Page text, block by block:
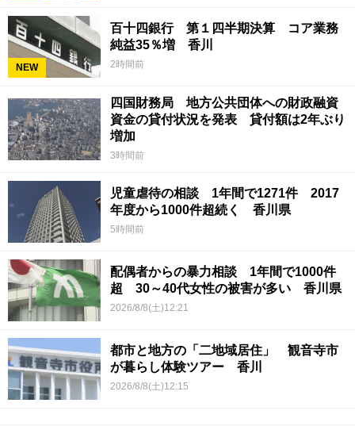
NEW
百十四銀行 第１四半期決算 コア業務
純益35％増 香川
2時間前
四国財務局 地方公共団体への財政融資
資金の貸付状況を発表 貸付額は2年ぶり
増加
3時間前
児童虐待の相談 1年間で1271件 2017
年度から1000件超続く 香川県
5時間前
配偶者からの暴力相談 1年間で1000件
超 30～40代女性の被害が多い 香川県
2026/8/8(土)12:21
都市と地方の「二地域居住」 観音寺市
が暮らし体験ツアー 香川
2026/8/8(土)12:15